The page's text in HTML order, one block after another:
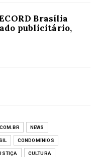
Brasília
publicitário,
NEWS
CONDOMÍNIOS
CULTURA